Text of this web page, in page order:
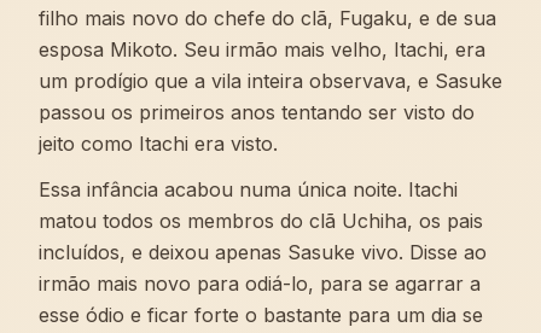
filho mais novo do chefe do clã, Fugaku, e de sua
esposa Mikoto. Seu irmão mais velho, Itachi, era
um prodígio que a vila inteira observava, e Sasuke
passou os primeiros anos tentando ser visto do
jeito como Itachi era visto.
Essa infância acabou numa única noite. Itachi
matou todos os membros do clã Uchiha, os pais
incluídos, e deixou apenas Sasuke vivo. Disse ao
irmão mais novo para odiá-lo, para se agarrar a
esse ódio e ficar forte o bastante para um dia se